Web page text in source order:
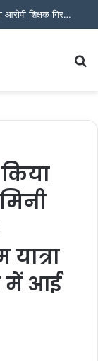
NSUI के हस्तक्षेप के बाद छात्राओं से कथित छेड़छाड़ का आरोपी शिक्षक गिरफ्तार
में आई